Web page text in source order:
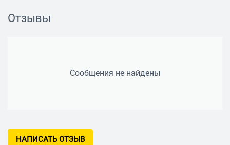
Отзывы
Сообщения не найдены
НАПИСАТЬ ОТЗЫВ